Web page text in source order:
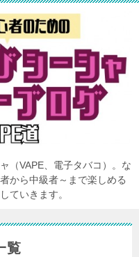
（VAPE、電子タバコ）。な
から中級者～まで楽しめる
ていきます。
覧